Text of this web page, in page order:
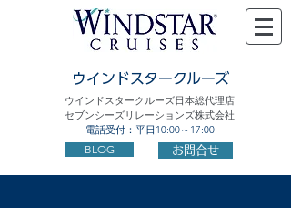
ウインドスタークルーズ
ウインドスタークルーズ日本総代理店
セブンシーズリレーションズ株式会社
電話受付：平日10:00～17:00
BLOG お問合せ